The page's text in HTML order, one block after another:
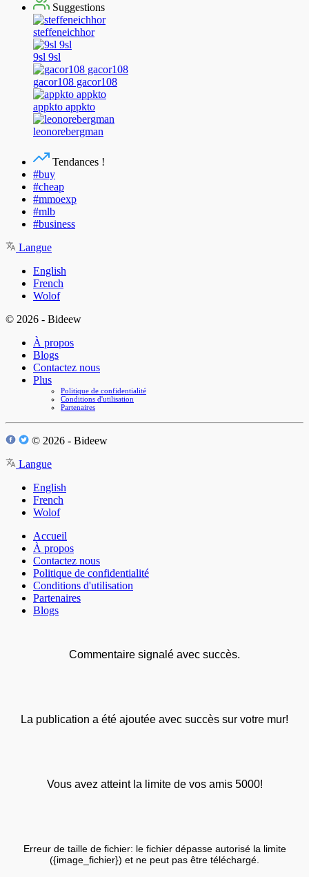
Suggestions
steffeneichhor
9sl 9sl
gacor108 gacor108
appkto appkto
leonorebergman
Tendances !
#buy
#cheap
#mmoexp
#mlb
#business
Langue
English
French
Wolof
© 2026 - Bideew
À propos
Blogs
Contactez nous
Plus
Politique de confidentialité
Conditions d'utilisation
Partenaires
© 2026 - Bideew
Langue
English
French
Wolof
Accueil
À propos
Contactez nous
Politique de confidentialité
Conditions d'utilisation
Partenaires
Blogs
Commentaire signalé avec succès.
La publication a été ajoutée avec succès sur votre mur!
Vous avez atteint la limite de vos amis 5000!
Erreur de taille de fichier: le fichier dépasse autorisé la limite
({image_fichier}) et ne peut pas être téléchargé.